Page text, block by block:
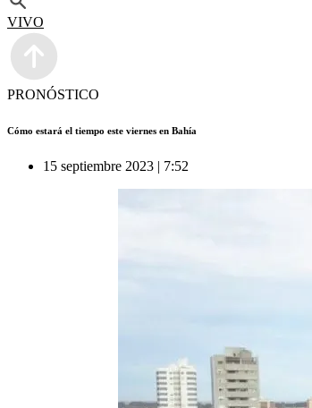
VIVO
PRONÓSTICO
Cómo estará el tiempo este viernes en Bahía
15 septiembre 2023 | 7:52